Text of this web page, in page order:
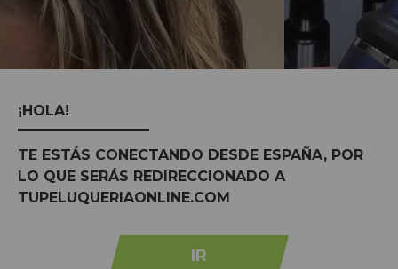
MARCAS:
¡HOLA!
TE ESTÁS CONECTANDO DESDE ESPAÑA, POR
LO QUE SERÁS REDIRECCIONADO A
TUPELUQUERIAONLINE.COM
IR